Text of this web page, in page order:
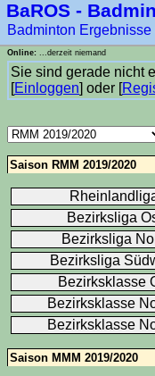
BaROS -
Badminton
Saison RMM 2019/2020
Bezirksliga
Bezirksliga
Bezirksliga
Bezirksklasse
Bezirksklasse
Bezirksklasse
Saison MMM 2019/2020
Online: ...derzeit niemand
Sie sind gerade nicht
[Einloggen] oder [